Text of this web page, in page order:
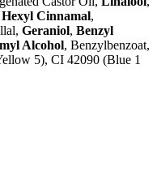
Hexyl Cinnamal,
Geraniol, Benzyl
Alcohol, Benzylbenzoat,
5), CI 42090 (Blue 1